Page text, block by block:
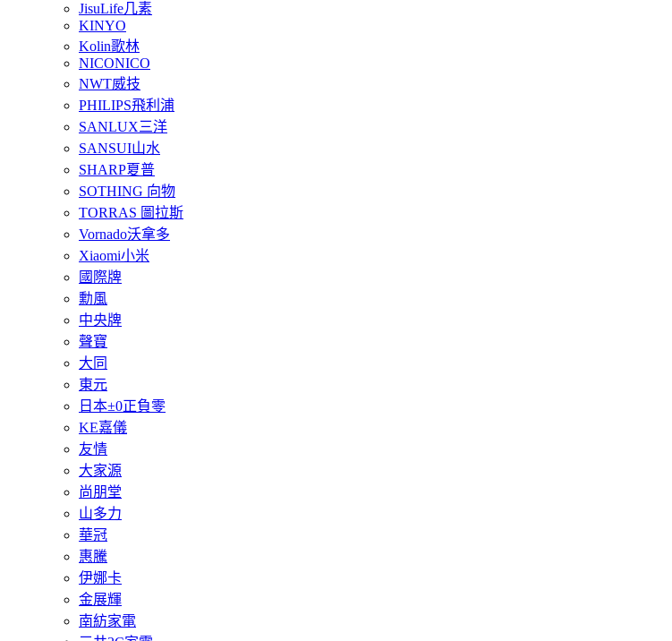
JisuLife几素
KINYO
Kolin歌林
NICONICO
NWT威技
PHILIPS飛利浦
SANLUX三洋
SANSUI山水
SHARP夏普
SOTHING 向物
TORRAS 圖拉斯
Vornado沃拿多
Xiaomi小米
國際牌
勳風
中央牌
聲寶
大同
東元
日本±0正負零
KE嘉儀
友情
大家源
尚朋堂
山多力
華冠
惠騰
伊娜卡
金展輝
南紡家電